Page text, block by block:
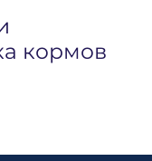
кормов